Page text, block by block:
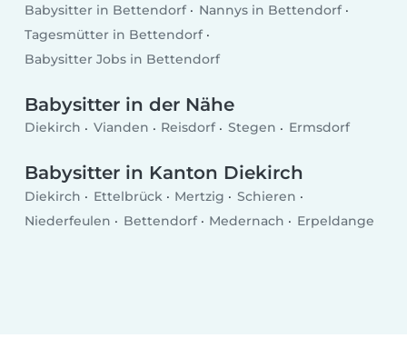
Babysitter in Bettendorf
Nannys in Bettendorf
Tagesmütter in Bettendorf
Babysitter Jobs in Bettendorf
Babysitter in der Nähe
Diekirch Vianden Reisdorf Stegen Ermsdorf
Babysitter in Kanton Diekirch
Diekirch Ettelbrück Mertzig
Schieren
Niederfeulen
Bettendorf Medernach Erpeldange